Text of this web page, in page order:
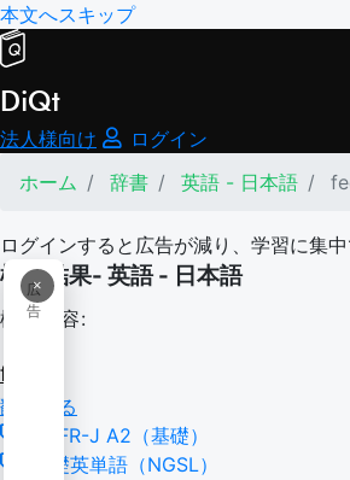
本文へスキップ
DiQt
法人様向け
ログイン
ホーム
辞書 英語 - 日本語
ログインすると広告が減り、学習に集中
×
広
告
検索結果- 英語 - 日本語
検索内容:
fee
翻訳する
CEFR-J A2（基礎）
基礎英単語（NGSL）